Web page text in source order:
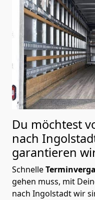
Du möchtest
nach
garantieren
Schnelle
gehen muss, mit
nach Ingolstadt wir